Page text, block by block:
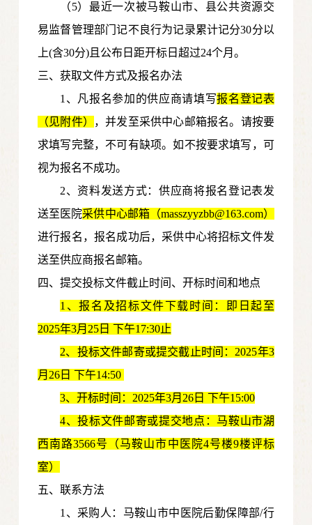
（5）最近一次被马鞍山市、县公共资源交
易监督管理部门记不良行为记录累计记分30分以
上(含30分)且公布日距开标日超过24个月。
三、获取文件方式及报名办法
1、凡报名参加的供应商请填写报名登记表
（见附件）
，并发至采供中心邮箱报名。请按要
求填写完整，不可有缺项。如不按要求填写，可
视为报名不成功。
2、资料发送方式：供应商将报名登记表发
送至医院采供中心邮箱（masszyyzbb@163.com）
进行报名，报名成功后，采供中心将招标文件发
送至供应商报名邮箱。
四、提交投标文件截止时间、开标时间和地点
1 、报名及招标文件下载时间：即日起至
2025年3月25日 下午17:30止
2、投标文件邮寄或提交截止时间：2025年3
月26日 下午14:50
3、开标时间：2025年3月26日 下午15:00
4、投标文件邮寄或提交地点：马鞍山市湖
西南路3566号（马鞍山市中医院4号楼9楼评标
室）
五、联系方法
1、采购人：马鞍山市中医院后勤保障部/行